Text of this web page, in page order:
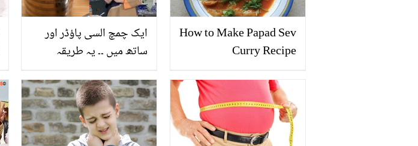
ایک چمچ السی پاؤڈر اور
ساتھ میں ۔۔ یہ طریقہ
داغ دھبے بالکل ختم
ہوجائیں گے
How to Make Papad Sev
Curry Recipe